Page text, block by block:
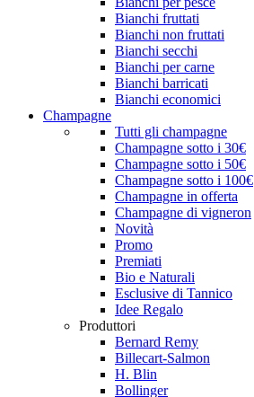
Bianchi fruttati
Bianchi non fruttati
Bianchi secchi
Bianchi per carne
Bianchi barricati
Bianchi economici
Champagne
Tutti gli champagne
Champagne sotto i 30€
Champagne sotto i 50€
Champagne sotto i 100€
Champagne in offerta
Champagne di vigneron
Novità
Promo
Premiati
Bio e Naturali
Esclusive di Tannico
Idee Regalo
Produttori
Bernard Remy
Billecart-Salmon
H. Blin
Bollinger